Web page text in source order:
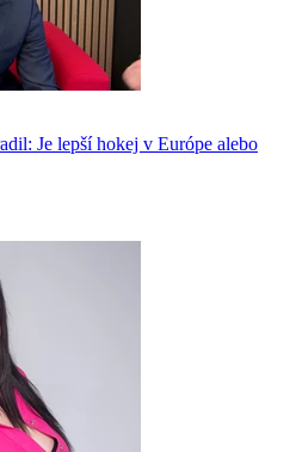
Je lepší hokej v Európe alebo